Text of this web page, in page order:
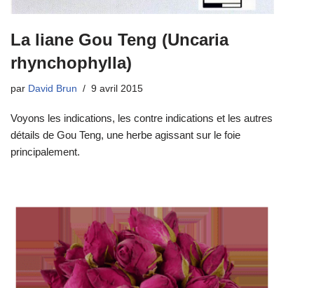
La liane Gou Teng (Uncaria
rhynchophylla)
par David Brun 9 avril 2015
Voyons les indications, les contre indications et les autres
détails de Gou Teng, une herbe agissant sur le foie
principalement.